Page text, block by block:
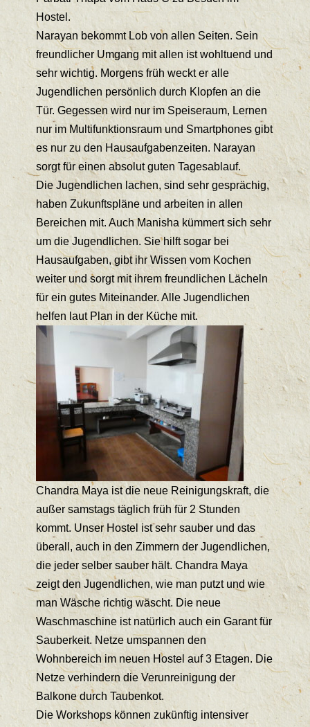
Hostel.
Narayan bekommt Lob von allen Seiten. Sein
freundlicher Umgang mit allen ist wohltuend und
sehr wichtig. Morgens früh weckt er alle
Jugendlichen persönlich durch Klopfen an die
Tür. Gegessen wird nur im Speiseraum, Lernen
nur im Multifunktionsraum und Smartphones gibt
es nur zu den Hausaufgabenzeiten. Narayan
sorgt für einen absolut guten Tagesablauf.
Die Jugendlichen lachen, sind sehr gesprächig,
haben Zukunftspläne und arbeiten in allen
Bereichen mit. Auch Manisha kümmert sich sehr
um die Jugendlichen. Sie hilft sogar bei
Hausaufgaben, gibt ihr Wissen vom Kochen
weiter und sorgt mit ihrem freundlichen Lächeln
für ein gutes Miteinander. Alle Jugendlichen
helfen laut Plan in der Küche mit.
Chandra Maya ist die neue Reinigungskraft, die
außer samstags täglich früh für 2 Stunden
kommt. Unser Hostel ist sehr sauber und das
überall, auch in den Zimmern der Jugendlichen,
die jeder selber sauber hält. Chandra Maya
zeigt den Jugendlichen, wie man putzt und wie
man Wäsche richtig wäscht. Die neue
Waschmaschine ist natürlich auch ein Garant für
Sauberkeit. Netze umspannen den
Wohnbereich im neuen Hostel auf 3 Etagen. Die
Netze verhindern die Verunreinigung der
Balkone durch Taubenkot.
Die Workshops können zukünftig intensiver